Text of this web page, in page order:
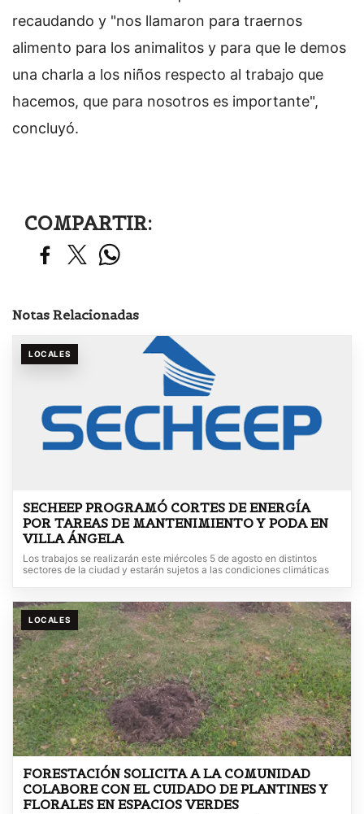
recaudando y "nos llamaron para traernos
alimento para los animalitos y para que le demos
una charla a los niños respecto al trabajo que
hacemos, que para nosotros es importante",
concluyó.
COMPARTIR:
Notas Relacionadas
LOCALES
SECHEEP PROGRAMÓ CORTES DE ENERGÍA
POR TAREAS DE MANTENIMIENTO Y PODA EN
VILLA ÁNGELA
Los trabajos se realizarán este miércoles 5 de agosto en distintos
sectores de la ciudad y estarán sujetos a las condiciones climáticas
LOCALES
FORESTACIÓN SOLICITA A LA COMUNIDAD
COLABORE CON EL CUIDADO DE PLANTINES Y
FLORALES EN ESPACIOS VERDES